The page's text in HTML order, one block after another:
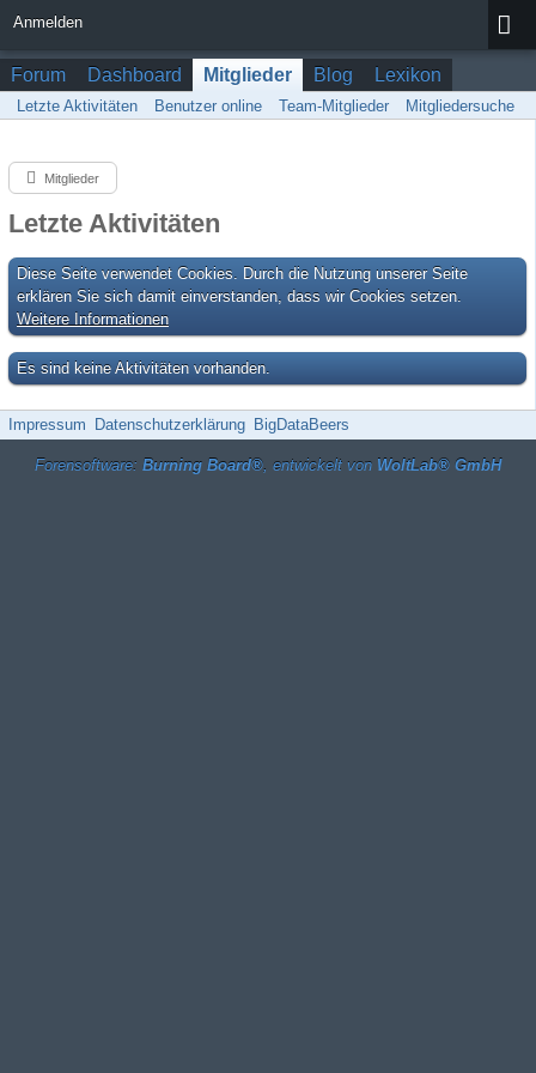
Anmelden
Forum Dashboard Mitglieder Blog Lexikon
Letzte Aktivitäten Benutzer online Team-Mitglieder Mitgliedersuche
Mitglieder
Letzte Aktivitäten
Diese Seite verwendet Cookies. Durch die Nutzung unserer Seite
erklären Sie sich damit einverstanden, dass wir Cookies setzen.
Weitere Informationen
Es sind keine Aktivitäten vorhanden.
Impressum Datenschutzerklärung BigDataBeers
Forensoftware: Burning Board®, entwickelt von WoltLab® GmbH